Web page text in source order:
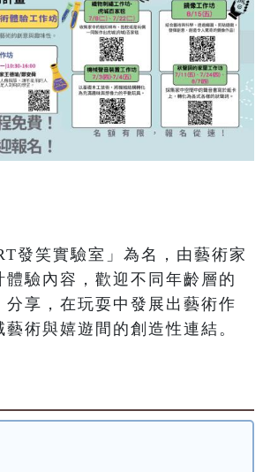
發笑實驗室」為名，由藝術家
體驗內容，歡迎不同年齡層的
分享，在玩耍中發展出藝術作
術與嬉遊間的創造性連結。